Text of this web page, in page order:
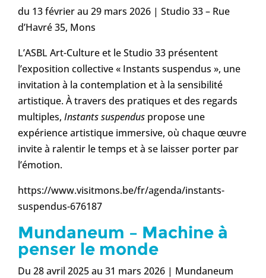
du 13 février au 29 mars 2026 | Studio 33 – Rue
d’Havré 35, Mons
L’ASBL Art-Culture et le Studio 33 présentent
l’exposition collective « Instants suspendus », une
invitation à la contemplation et à la sensibilité
artistique. À travers des pratiques et des regards
multiples, Instants suspendus propose une
expérience artistique immersive, où chaque œuvre
invite à ralentir le temps et à se laisser porter par
l’émotion.
https://www.visitmons.be/fr/agenda/instants-
suspendus-676187
Mundaneum – Machine à
penser le monde
Du 28 avril 2025 au 31 mars 2026 | Mundaneum